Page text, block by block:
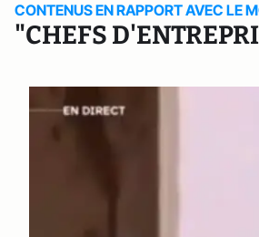
CONTENUS EN RAPPORT AVEC LE
"CHEFS